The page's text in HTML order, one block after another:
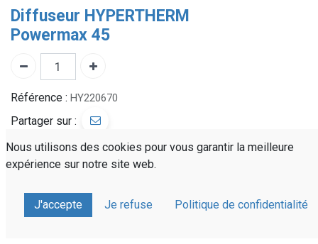
Diffuseur HYPERTHERM
Powermax 45
Référence : HY220670
Partager sur :
Nous utilisons des cookies pour vous garantir la meilleure
expérience sur notre site web.
J'accepte Je refuse Politique de confidentialité